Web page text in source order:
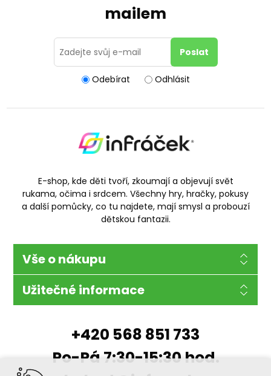
mailem
Odebírat Odhlásit
E-shop, kde děti tvoří, zkoumají a objevují svět
rukama, očima i srdcem. Všechny hry, hračky, pokusy
a další pomůcky, co tu najdete, mají smysl a probouzí
dětskou fantazii.
Vše o nákupu
Užitečné informace
+420 568 851 733
Po-Pá 7:30-15:30 hod.